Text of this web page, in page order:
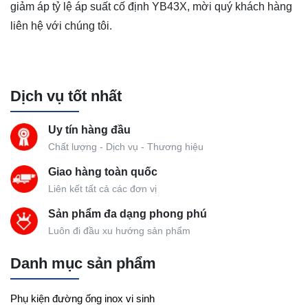
giảm áp tỷ lệ áp suất cố định YB43X, mời quý khách hàng
liên hệ với chúng tôi.
Dịch vụ tốt nhất
Uy tín hàng đầu
Chất lượng - Dịch vụ - Thương hiệu
Giao hàng toàn quốc
Liên kết tất cả các đơn vị
Sản phẩm đa dạng phong phú
Luôn đi đầu xu hướng sản phẩm
Danh mục sản phẩm
Phụ kiện đường ống inox vi sinh